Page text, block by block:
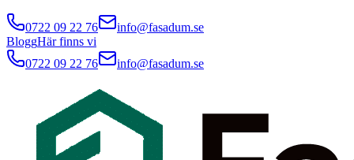
0722 09 22 76
info@fasadum.se
BloggHär finns vi
0722 09 22 76
info@fasadum.se